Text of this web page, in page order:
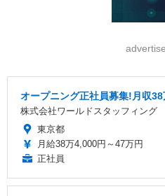
オープニング正社員募集!月収
株式会社ワールドスタッフィング
東京都
月給38万4,000円～47万円
正社員